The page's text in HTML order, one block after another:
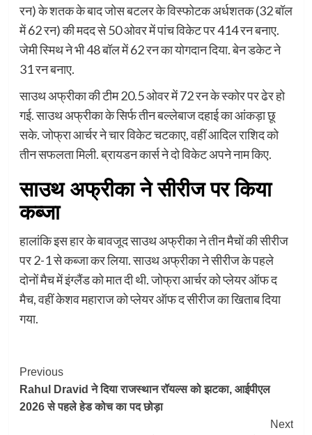
रन) के शतक के बाद जोस बटलर के विस्फोटक अर्धशतक (32 बॉल
में 62 रन) की मदद से 50 ओवर में पांच विकेट पर 414 रन बनाए.
जेमी स्मिथ ने भी 48 बॉल में 62 रन का योगदान दिया. बेन डकेट ने
31 रन बनाए.
साउथ अफ्रीका की टीम 20.5 ओवर में 72 रन के स्कोर पर ढेर हो
गई. साउथ अफ्रीका के सिर्फ तीन बल्लेबाज दहाई का आंकड़ा छू
सके. जोफ्रा आर्चर ने चार विकेट चटकाए, वहीं आदिल राशिद को
तीन सफलता मिली. ब्रायडन कार्स ने दो विकेट अपने नाम किए.
साउथ अफ्रीका ने सीरीज पर किया
कब्जा
हालांकि इस हार के बावजूद साउथ अफ्रीका ने तीन मैचों की सीरीज
पर 2-1 से कब्जा कर लिया. साउथ अफ्रीका ने सीरीज के पहले
दोनों मैच में इंग्लैंड को मात दी थी. जोफ्रा आर्चर को प्लेयर ऑफ द
मैच, वहीं केशव महाराज को प्लेयर ऑफ द सीरीज का खिताब दिया
गया.
Post
Navigation
Previous
Rahul Dravid ने दिया राजस्थान रॉयल्स को झटका, आईपीएल
2026 से पहले हेड कोच का पद छोड़ा
Next